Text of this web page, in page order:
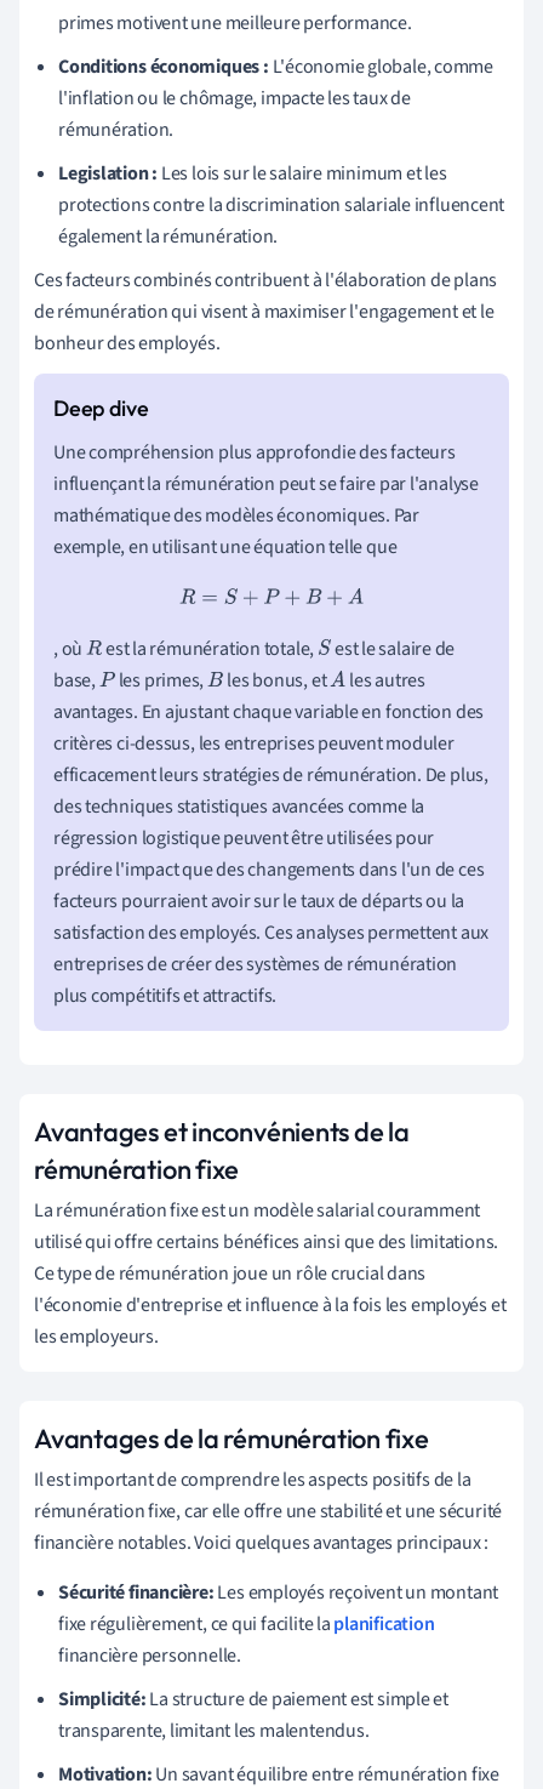
primes motivent une meilleure performance.
Conditions économiques : L'économie globale, comme
l'inflation ou le chômage, impacte les taux de
rémunération.
Legislation : Les lois sur le salaire minimum et les
protections contre la discrimination salariale influencent
également la rémunération.
Ces facteurs combinés contribuent à l'élaboration de plans
de rémunération qui visent à maximiser l'engagement et le
bonheur des employés.
Une compréhension plus approfondie des facteurs
influençant la rémunération peut se faire par l'analyse
mathématique des modèles économiques. Par
exemple, en utilisant une équation telle que
R=S+P+B+A
, oùR est la rémunération totale, S est le salaire de
base,P les primes,B les bonus, etA les autres
avantages. En ajustant chaque variable en fonction des
critères ci-dessus, les entreprises peuvent moduler
efficacement leurs stratégies de rémunération. De plus,
des techniques statistiques avancées comme la
régression logistique peuvent être utilisées pour
prédire l'impact que des changements dans l'un de ces
facteurs pourraient avoir sur le taux de départs ou la
satisfaction des employés. Ces analyses permettent aux
entreprises de créer des systèmes de rémunération
plus compétitifs et attractifs.
Avantages et inconvénients de la
rémunération fixe
La rémunération fixe est un modèle salarial couramment
utilisé qui offre certains bénéfices ainsi que des limitations.
Ce type de rémunération joue un rôle crucial dans
l'économie d'entreprise et influence à la fois les employés et
les employeurs.
Avantages de la rémunération fixe
Il est important de comprendre les aspects positifs de la
rémunération fixe, car elle offre une stabilité et une sécurité
financière notables. Voici quelques avantages principaux :
Sécurité financière:Les employés reçoivent un montant
fixe régulièrement, ce qui facilite laplanification
financière personnelle.
Simplicité:La structure de paiement est simple et
transparente, limitant les malentendus.
Motivation:Un savant équilibre entre rémunération fixe